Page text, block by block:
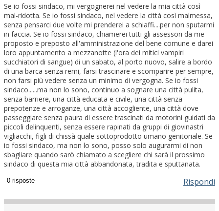
Se io fossi sindaco, mi vergognerei nel vedere la mia città così
mal-ridotta. Se io fossi sindaco, nel vedere la città così malmessa,
senza pensarci due volte mi prenderei a schiaffi....per non sputarmi
in faccia. Se io fossi sindaco, chiamerei tutti gli assessori da me
proposto e preposto all'amministrazione del bene comune e darei
loro appuntamento a mezzanotte (l'ora dei mitici vampiri
succhiatori di sangue) di un sabato, al porto nuovo, salire a bordo
di una barca senza remi, farsi trascinare e scomparire per sempre,
non farsi più vedere senza un minimo di vergogna. Se io fossi
sindaco......ma non lo sono, continuo a sognare una città pulita,
senza barriere, una città educata e civile, una città senza
prepotenze e arroganze, una città accogliente, una città dove
passeggiare senza paura di essere trascinati da motorini guidati da
piccoli delinquenti, senza essere rapinati da gruppi di giovinastri
vigliacchi, figli di chissà quale sottoprodotto umano genitoriale. Se
io fossi sindaco, ma non lo sono, posso solo augurarmi di non
sbagliare quando sarò chiamato a scegliere chi sarà il prossimo
sindaco di questa mia città abbandonata, tradita e sputtanata.
Rispondi